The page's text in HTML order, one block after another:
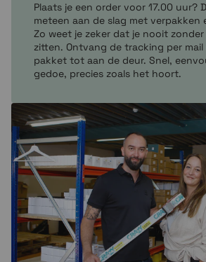
Plaats je een order voor 17.00 uur?
meteen aan de slag met verpakken
Zo weet je zeker dat je nooit
zitten. Ontvang de tracking per mail
pakket tot aan de deur. Snel,
gedoe, precies zoals het hoort.